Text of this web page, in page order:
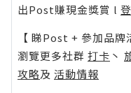
出Post賺現金獎賞 l
【 睇Post + 參加品牌
瀏覽更多社群 打卡 丶
攻略及 活動情報